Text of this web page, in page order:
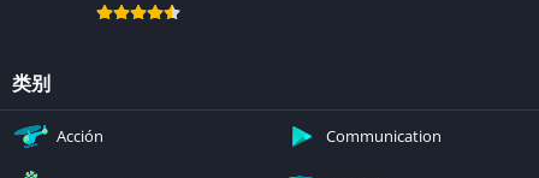
类别
Acción Communication